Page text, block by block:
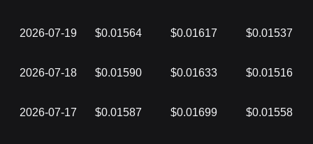
2026-07-19 $0.01564 $0.01617 $0.01537
2026-07-18 $0.01590 $0.01633 $0.01516
2026-07-17 $0.01587 $0.01699 $0.01558